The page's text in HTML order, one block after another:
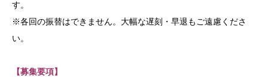
す。
※各回の振替はできません。大幅な遅刻・早退もご遠慮くださ
い。
【募集要項】